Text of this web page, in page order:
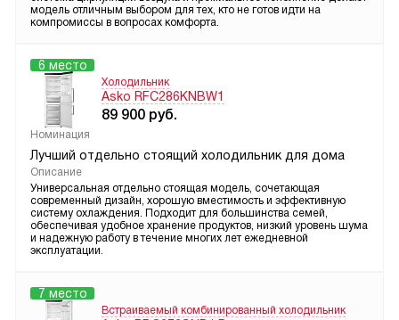
модель отличным выбором для тех, кто не готов идти на
компромиссы в вопросах комфорта.
6 место
Холодильник
Asko RFC286KNBW1
89 900 руб.
Номинация
Лучший отдельно стоящий холодильник для дома
Описание
Универсальная отдельно стоящая модель, сочетающая
современный дизайн, хорошую вместимость и эффективную
систему охлаждения. Подходит для большинства семей,
обеспечивая удобное хранение продуктов, низкий уровень шума
и надежную работу в течение многих лет ежедневной
эксплуатации.
7 место
Встраиваемый комбинированный холодильник